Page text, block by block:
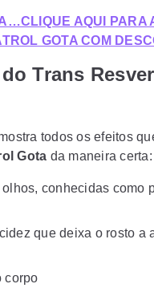
AQUI PARA
GOTA COM
Trans
todos os efeitos
Gota da maneira certa:
conhecidas como
que deixa o rosto a
corpo